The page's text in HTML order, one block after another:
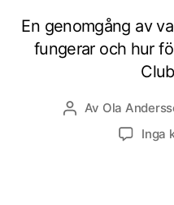
En genomgång av
fungerar och hur
Inläggsförfattare
Av Ola
Inga